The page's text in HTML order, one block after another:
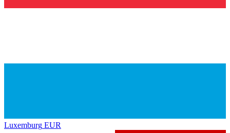
Luxemburg EUR